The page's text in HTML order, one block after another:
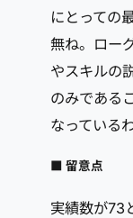
にとっての
無ね。ロー
やスキルの
のみである
なっているわ
■ 留意点
実績数が73